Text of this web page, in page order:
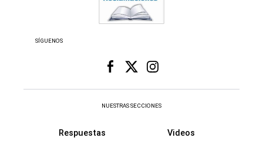
SÍGUENOS
NUESTRAS SECCIONES
Respuestas Videos